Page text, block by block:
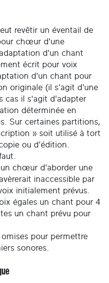
revêtir un éventail de
chœur d'une
d'un chant
écrit pour voix
d'un chant pour
originale (il s'agit d'une
cas il s'agit d'adapter
déterminée en
Sur certaines partitions,
» soit utilisé à tort
ou d'édition.
chœur d'aborder une
inaccessible par
initialement prévus.
égales un chant pour 4
un chant prévu pour
omises pour permettre
sonores.